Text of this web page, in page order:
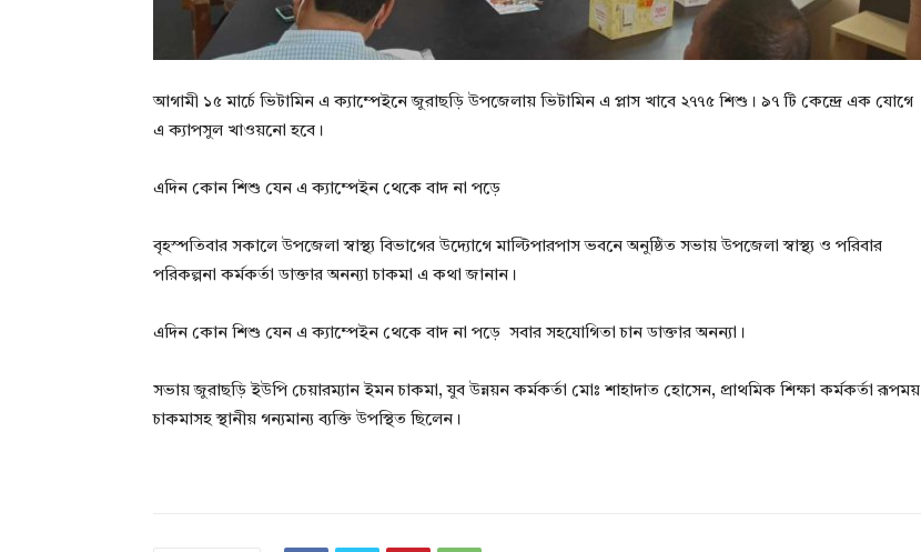
আগামী ১৫ মার্চে ভিটামিন এ ক্যাম্পেইনে জুরাছড়ি উপজেলায় ভিটামিন এ প্লাস খাবে ২৭৭৫ শিশু। ৯৭ টি কেন্দ্রে এক যোগে
এ ক্যাপসুল খাওয়নো হবে।
এদিন কোন শিশু যেন এ ক্যাম্পেইন থেকে বাদ না পড়ে
বৃহস্পতিবার সকালে উপজেলা স্বাস্থ্য বিভাগের উদ্যোগে মাল্টিপারপাস ভবনে অনুষ্ঠিত সভায় উপজেলা স্বাস্থ্য ও পরিবার
পরিকল্পনা কর্মকর্তা ডাক্তার অনন্যা চাকমা এ কথা জানান।
এদিন কোন শিশু যেন এ ক্যাম্পেইন থেকে বাদ না পড়ে সবার সহযোগিতা চান ডাক্তার অনন্যা।
সভায় জুরাছড়ি ইউপি চেয়ারম্যান ইমন চাকমা, যুব উন্নয়ন কর্মকর্তা মোঃ শাহাদাত হোসেন, প্রাথমিক শিক্ষা কর্মকর্তা রূপময়
চাকমাসহ স্থানীয় গন্যমান্য ব্যক্তি উপস্থিত ছিলেন।